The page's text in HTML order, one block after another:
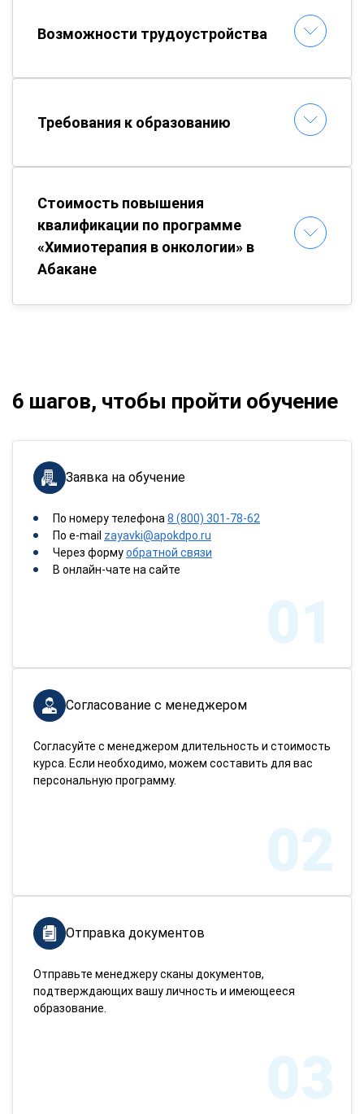
Возможности трудоустройства
Требования к образованию
Стоимость повышения
квалификации по программе
«Химиотерапия в онкологии» в
Абакане
6 шагов, чтобы пройти обучение
Заявка на обучение
По номеру телефона 8 (800) 301-78-62
По e-mail zayavki@apokdpo.ru
Через формуобратной связи
В онлайн-чате на сайте
01
Согласование с менеджером
Согласуйте с менеджером длительность и стоимость
курса. Если необходимо, можем составить для вас
персональную программу.
02
Отправка документов
Отправьте менеджеру сканы документов,
подтверждающих вашу личность и имеющееся
образование.
03